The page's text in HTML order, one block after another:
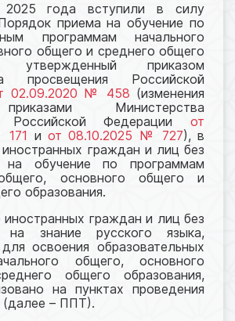
года вступили в силу
приема на обучение по
программам начального
общего и среднего общего
утвержденный приказом
просвещения Российской
02.09.2020 № 458 (изменения
Министерства
Российской Федерации от
иот 08.10.2025 № 727), в
граждан и лиц без
на обучение по программам
основного общего и
образования.
иностранных граждан и лиц без
на знание русского языка,
освоения образовательных
общего, основного
общего образования,
на пунктах проведения
(далее – ППТ).